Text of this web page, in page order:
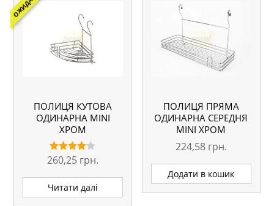
ПОЛИЦЯ КУТОВА
ОДИНАРНА MINI
ХРОМ
Оцінено
в
4.00
з 5
260,25 грн.
Читати далі
ПОЛИЦЯ ПРЯМА
ОДИНАРНА СЕРЕДНЯ
MINI ХРОМ
224,58 грн.
Додати в кошик